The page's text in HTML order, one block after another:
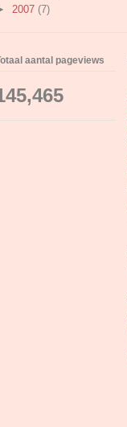
2007 (7)
aantal pageviews